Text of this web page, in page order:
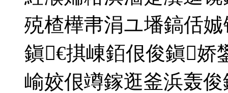
殑楂樺帇涓ユ墦鎬佸
鎭€掑崠銆佷俊鎭娇
崳姣佷竴鎵逛釜浜轰